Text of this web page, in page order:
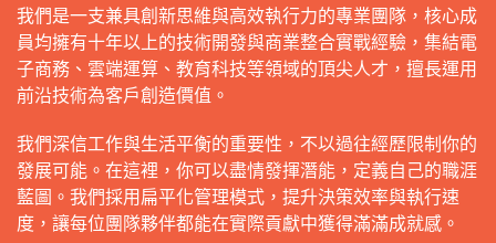
我們是一支兼具創新思維與高效執行力的專業團隊，核心成
員均擁有十年以上的技術開發與商業整合實戰經驗，集結電
子商務、雲端運算、教育科技等領域的頂尖人才，擅長運用
前沿技術為客戶創造價值。
我們深信工作與生活平衡的重要性，不以過往經歷限制你的
發展可能。在這裡，你可以盡情發揮潛能，定義自己的職涯
藍圖。我們採用扁平化管理模式，提升決策效率與執行速
度，讓每位團隊夥伴都能在實際貢獻中獲得滿滿成就感。